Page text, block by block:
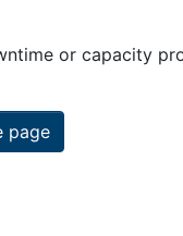
or capacity
page